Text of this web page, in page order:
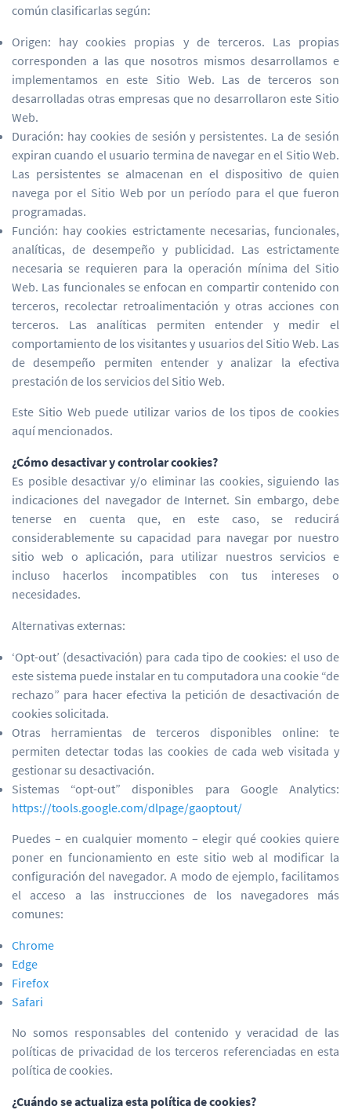
común clasificarlas según:
Origen: hay cookies propias y de terceros. Las propias
corresponden a las que nosotros mismos desarrollamos e
implementamos en este Sitio Web. Las de terceros son
desarrolladas otras empresas que no desarrollaron este Sitio
Web.
Duración: hay cookies de sesión y persistentes. La de sesión
expiran cuando el usuario termina de navegar en el Sitio Web.
Las persistentes se almacenan en el dispositivo de quien
navega por el Sitio Web por un período para el que fueron
programadas.
Función: hay cookies estrictamente necesarias, funcionales,
analíticas, de desempeño y publicidad. Las estrictamente
necesaria se requieren para la operación mínima del Sitio
Web. Las funcionales se enfocan en compartir contenido con
terceros, recolectar retroalimentación y otras acciones con
terceros. Las analíticas permiten entender y medir el
comportamiento de los visitantes y usuarios del Sitio Web. Las
de desempeño permiten entender y analizar la efectiva
prestación de los servicios del Sitio Web.
Este Sitio Web puede utilizar varios de los tipos de cookies
aquí mencionados.
¿Cómo desactivar y controlar cookies?
Es posible desactivar y/o eliminar las cookies, siguiendo las
indicaciones del navegador de Internet. Sin embargo, debe
tenerse en cuenta que, en este caso, se reducirá
considerablemente su capacidad para navegar por nuestro
sitio web o aplicación, para utilizar nuestros servicios e
incluso hacerlos incompatibles con tus intereses o
necesidades.
Alternativas externas:
‘Opt-out’ (desactivación) para cada tipo de cookies: el uso de
este sistema puede instalar en tu computadora una cookie “de
rechazo” para hacer efectiva la petición de desactivación de
cookies solicitada.
Otras herramientas de terceros disponibles online: te
permiten detectar todas las cookies de cada web visitada y
gestionar su desactivación.
Sistemas “opt-out” disponibles para Google Analytics:
https://tools.google.com/dlpage/gaoptout/
Puedes – en cualquier momento – elegir qué cookies quiere
poner en funcionamiento en este sitio web al modificar la
configuración del navegador. A modo de ejemplo, facilitamos
el acceso a las instrucciones de los navegadores más
comunes:
Chrome
Edge
Firefox
Safari
No somos responsables del contenido y veracidad de las
políticas de privacidad de los terceros referenciadas en esta
política de cookies.
¿Cuándo se actualiza esta política de cookies?